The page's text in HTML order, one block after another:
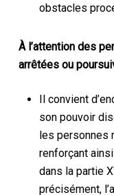
obstacles
À l’attention des
arrêtées ou
Il convient
son pouvoir
les personnes
renforçant
dans la partie
précisément,